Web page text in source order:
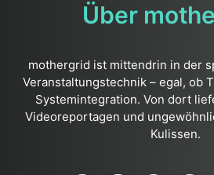
Über
mothergrid ist mittendrin in der
Veranstaltungstechnik – egal, ob
Systemintegration. Von dort
Videoreportagen und
Kulissen.